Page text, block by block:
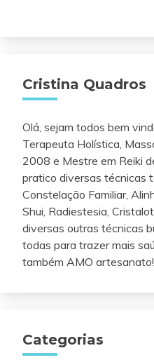
Cristina Quadros
Olá, sejam todos bem
Terapeuta Holística,
2008 e Mestre em Reiki
pratico diversas técnicas
Constelação Familiar,
Shui, Radiestesia,
diversas outras técnicas
todas para trazer mais
também AMO artesanato!
Categorias